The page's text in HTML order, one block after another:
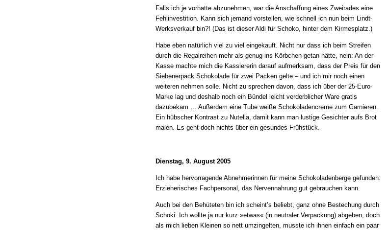
Falls ich je vorhatte abzunehmen, war die Anschaffung eines Zweirades eine
Fehlinvestition. Kann sich jemand vorstellen, wie schnell ich nun beim Lindt-
Werksverkauf bin?! (Das ist dieser Aldi für Schoko, hinter dem Kirmesplatz.)
Habe eben natürlich viel zu viel eingekauft. Nicht nur dass ich beim Streifen
durch die Regalreihen mehr als genug ins Körbchen getan hätte, nein: An der
Kasse machte mich die Kassiererin darauf aufmerksam, dass der Preis für den
Siebenerpack Schokolade für zwei Packen gelte – und ich mir noch einen
weiteren nehmen solle. Nicht zu sprechen davon, dass ich über der 25-Euro-
Marke lag und deshalb noch ein Bündel leicht verderblicher Ware gratis
dazubekam … Außerdem eine Tube weiße Schokoladencreme zum Garnieren.
Ein hübscher Kontrast zu Nutella, damit kann man lustige Gesichter aufs Brot
malen. Es geht doch nichts über ein gesundes Frühstück.
Dienstag, 9. August 2005
Ich habe hervorragende Abnehmerinnen für meine Schokoladenberge gefunden:
Erzieherisches Fachpersonal, das Nervennahrung gut gebrauchen kann.
Auch bei den Behüteten bin ich scheint’s beliebt, ganz ohne Bestechung durch
Schoki. Ich wollte ja nur kurz »etwas« (in neutraler Verpackung) abgeben, doch
als mich lieben Kleinen so nett umzingelten, musste ich ihnen einfach ein paar